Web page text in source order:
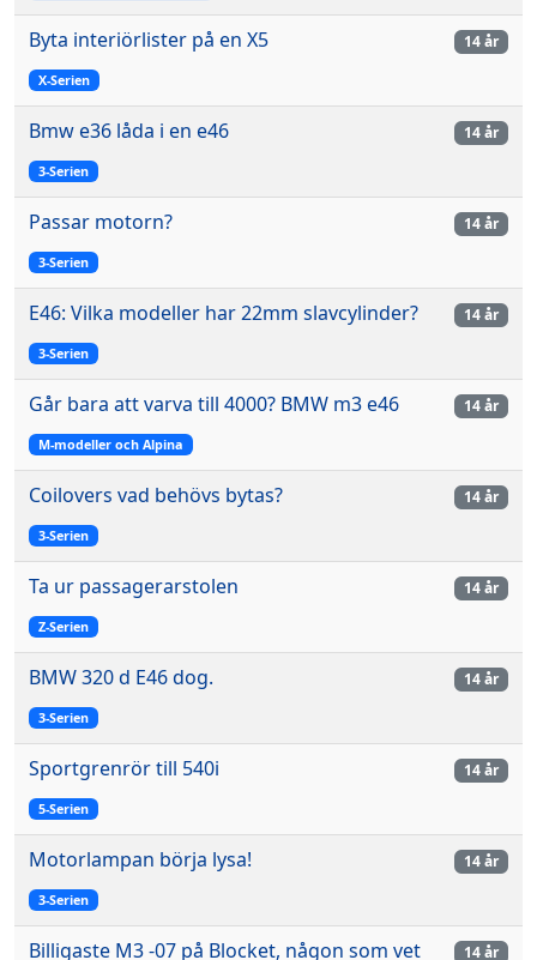
Byta interiörlister på en X5
X-Serien
14 år
Bmw e36 låda i en e46
3-Serien
14 år
Passar motorn?
3-Serien
14 år
E46: Vilka modeller har 22mm slavcylinder?
3-Serien
14 år
Går bara att varva till 4000? BMW m3 e46
M-modeller och Alpina
14 år
Coilovers vad behövs bytas?
3-Serien
14 år
Ta ur passagerarstolen
Z-Serien
14 år
BMW 320 d E46 dog.
3-Serien
14 år
Sportgrenrör till 540i
5-Serien
14 år
Motorlampan börja lysa!
3-Serien
14 år
Billigaste M3 -07 på Blocket, någon som vet 14 år